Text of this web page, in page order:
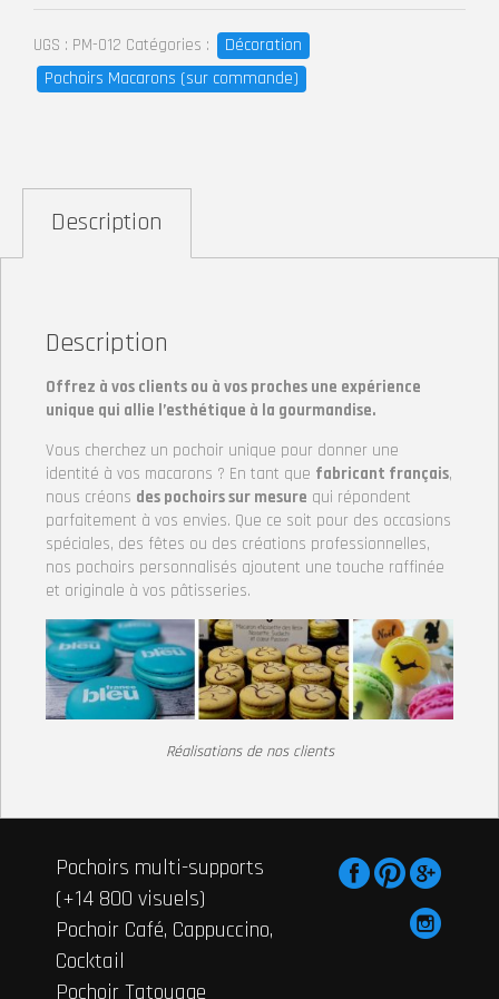
UGS : PM-012 Catégories :
Décoration
Pochoirs Macarons (sur commande)
Link
Description
Description
Offrez à vos clients ou à vos proches une expérience
unique qui allie l’esthétique à la gourmandise.
Vous cherchez un pochoir unique pour donner une
identité à vos macarons ? En tant que fabricant français,
nous créons des pochoirs sur mesure qui répondent
parfaitement à vos envies. Que ce soit pour des occasions
spéciales, des fêtes ou des créations professionnelles,
nos pochoirs personnalisés ajoutent une touche raffinée
et originale à vos pâtisseries.
Réalisations de nos clients
Pochoirs multi-supports
(+14 800 visuels)
Pochoir Café, Cappuccino,
Cocktail
Pochoir Tatouage